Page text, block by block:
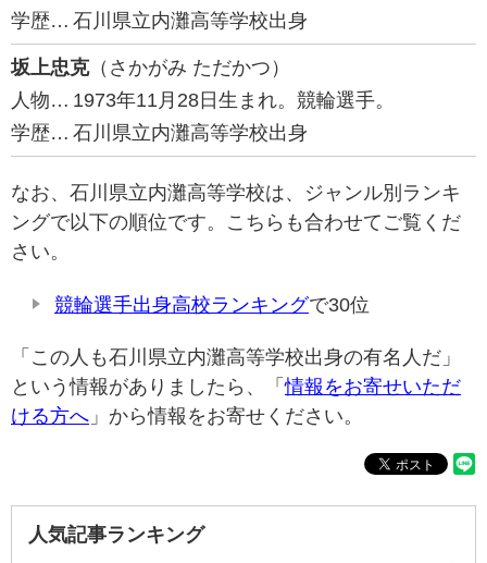
学歴… 石川県立内灘高等学校出身
坂上忠克（さかがみ ただかつ）
人物… 1973年11月28日生まれ。競輪選手。
学歴… 石川県立内灘高等学校出身
なお、石川県立内灘高等学校は、ジャンル別ランキ
ングで以下の順位です。こちらも合わせてご覧くだ
さい。
競輪選手出身高校ランキングで30位
「この人も石川県立内灘高等学校出身の有名人だ」
という情報がありましたら、「情報をお寄せいただ
ける方へ 」から情報をお寄せください。
人気記事ランキング